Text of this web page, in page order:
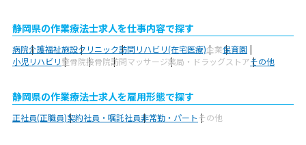
静岡県の作業療法士求人を仕事内容で探す
病院介護福祉施設クリニック訪問リハビリ(在宅医療)企業保育園
小児リハビリ整骨院接骨院訪問マッサージ薬局・ドラッグストアその他
静岡県の作業療法士求人を雇用形態で探す
正社員(正職員)契約社員・嘱託社員非常勤・パートその他